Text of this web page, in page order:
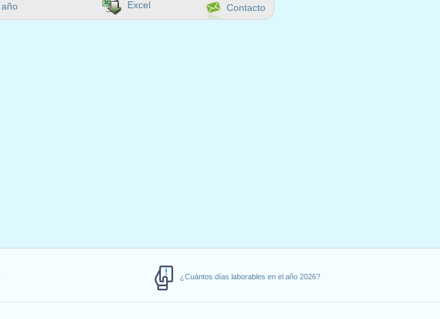
¿Cuántos días laborables en el año 2026?
año Contacto
Excel